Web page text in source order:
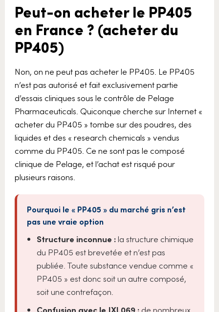
Peut-on acheter le PP405
en France ? (acheter du
PP405)
Non, on ne peut pas acheter le PP405. Le PP405
n’est pas autorisé et fait exclusivement partie
d’essais cliniques sous le contrôle de Pelage
Pharmaceuticals. Quiconque cherche sur Internet «
acheter du PP405 » tombe sur des poudres, des
liquides et des « research chemicals » vendus
comme du PP405. Ce ne sont pas le composé
clinique de Pelage, et l’achat est risqué pour
plusieurs raisons.
Pourquoi le « PP405 » du marché gris n’est
pas une vraie option
Structure inconnue :la structure chimique
du PP405 est brevetée et n’est pas
publiée. Toute substance vendue comme «
PP405 » est donc soit un autre composé,
soit une contrefaçon.
Confusion avec le JXL069 : de nombreux